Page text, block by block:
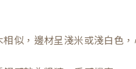
似，邊材呈淺米或淺白色